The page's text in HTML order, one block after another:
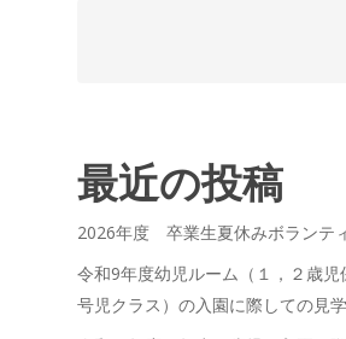
最近の投稿
2026年度 卒業生夏休みボランテ
令和9年度幼児ルーム（１，２歳児
号児クラス）の入園に際しての見